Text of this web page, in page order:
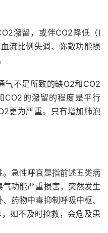
潴留，或伴CO2降低（Ⅰ
流比例失调、弥散功能损
不足所致的缺O2和CO2
CO2的潴留的程度是平行
更为严重。只有增加肺泡
急性呼衰是指前述五类病
功能严重损害，突然发生
药物中毒抑制呼吸中枢、
如不及时抢救，会危及患